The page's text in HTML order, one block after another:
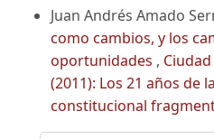
Juan Andrés Amado
como cambios, y los
oportunidades ,
(2011): Los 21 años de
constitucional